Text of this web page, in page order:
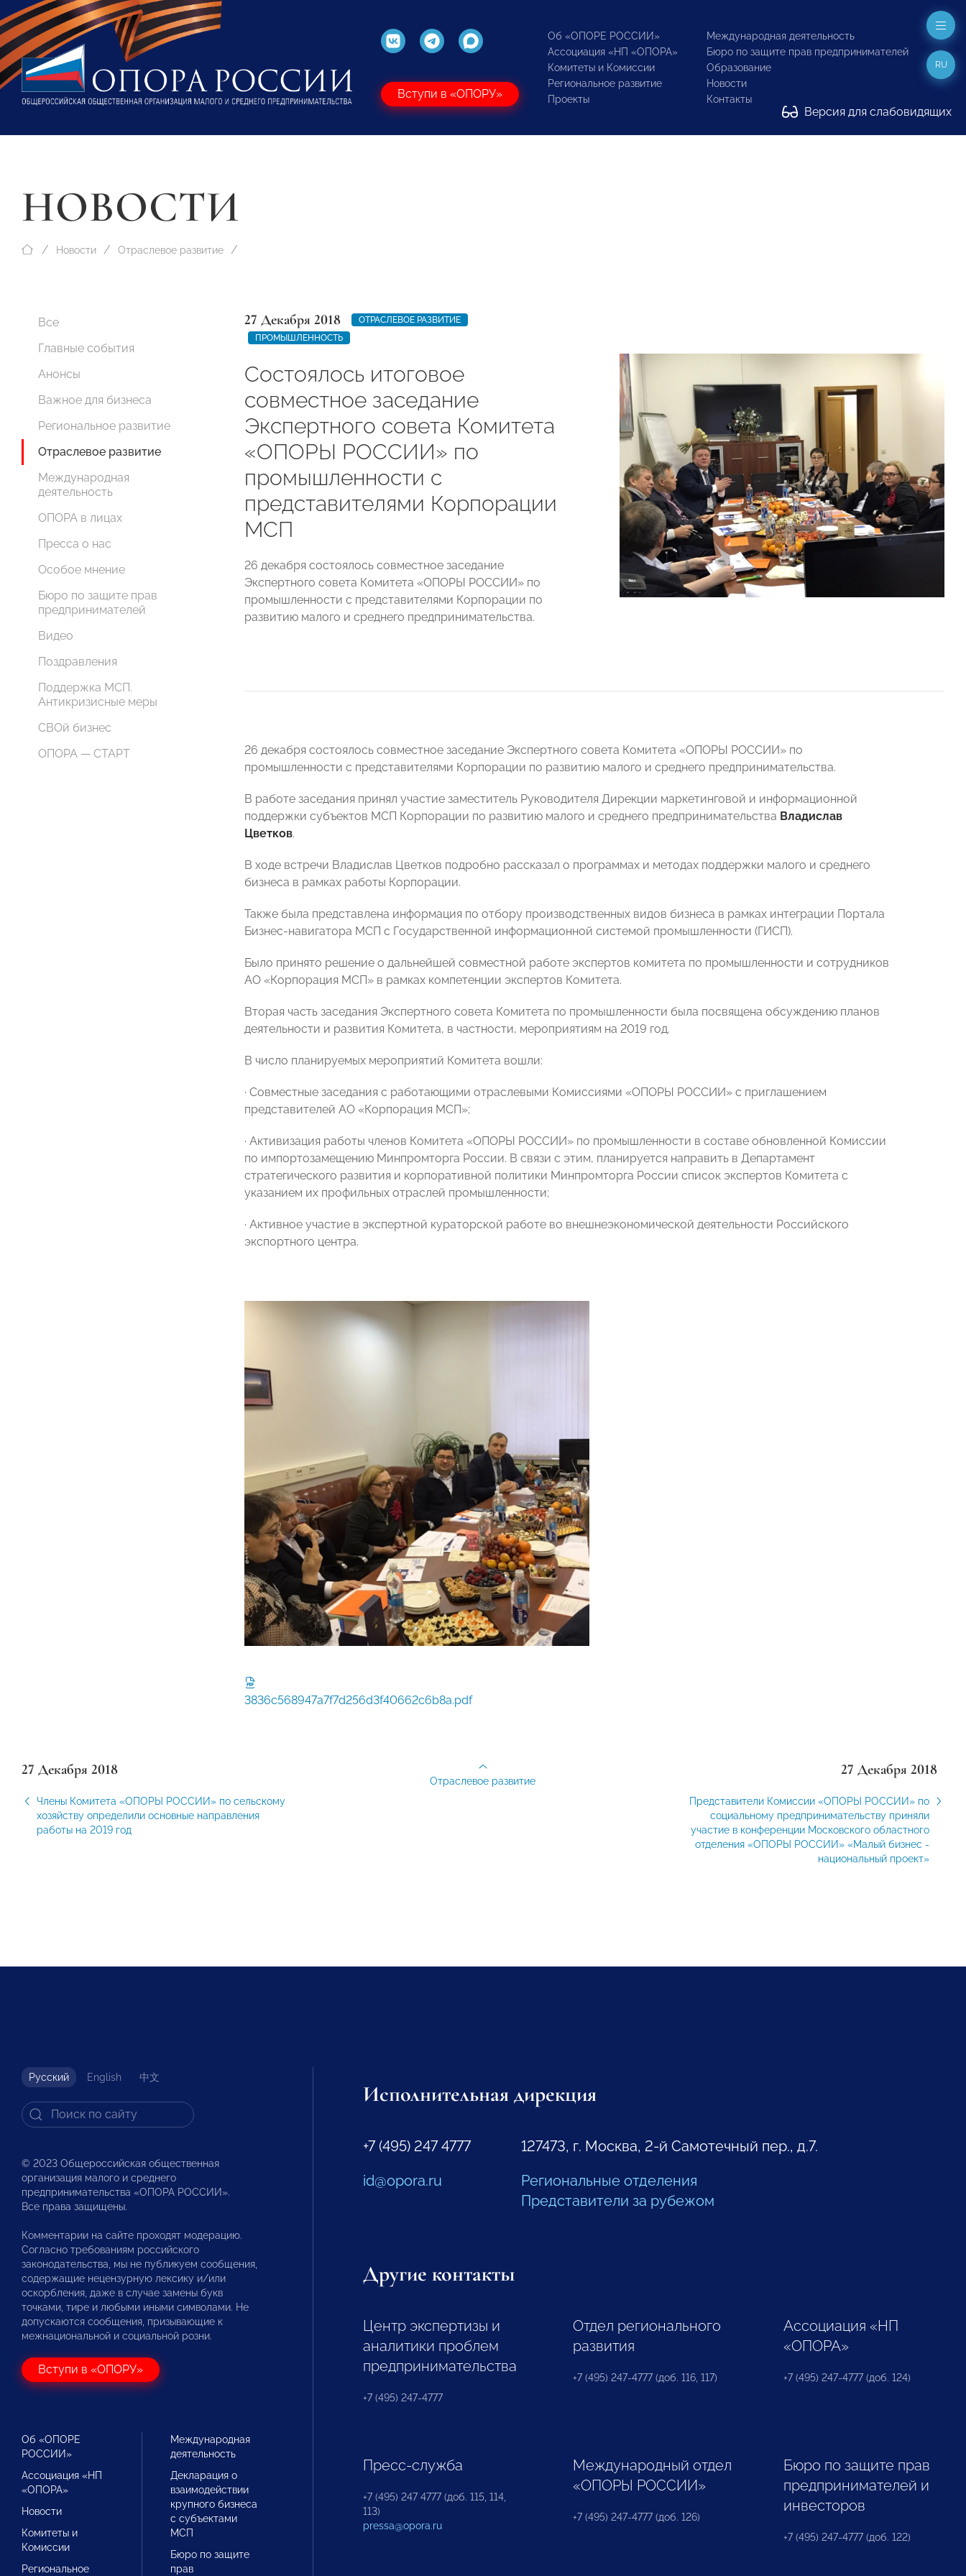
Вступи в «ОПОРУ»
Об «ОПОРЕ РОССИИ»
Ассоциация «НП «ОПОРА»
Комитеты и Комиссии
Региональное развитие
Проекты
Международная деятельность
Бюро по защите прав предпринимателей
Образование
Новости
Контакты
Версия для слабовидящих
RU
НОВОСТИ
Новости Отраслевое развитие
Все
Главные события
Анонсы
Важное для бизнеса
Региональное развитие
Отраслевое развитие
Международная
деятельность
ОПОРА в лицах
Пресса о нас
Особое мнение
Бюро по защите прав
предпринимателей
Видео
Поздравления
Поддержка МСП.
Антикризисные меры
СВОй бизнес
ОПОРА — СТАРТ
27 Декабря 2018
ОТРАСЛЕВОЕ РАЗВИТИЕ
ПРОМЫШЛЕННОСТЬ
Состоялось итоговое
совместное заседание
Экспертного совета Комитета
«ОПОРЫ РОССИИ» по
промышленности с
представителями Корпорации
МСП
26 декабря состоялось совместное заседание
Экспертного совета Комитета «ОПОРЫ РОССИИ» по
промышленности с представителями Корпорации по
развитию малого и среднего предпринимательства.
26 декабря состоялось совместное заседание Экспертного совета Комитета «ОПОРЫ РОССИИ» по
промышленности с представителями Корпорации по развитию малого и среднего предпринимательства.
В работе заседания принял участие заместитель Руководителя Дирекции маркетинговой и информационной
поддержки субъектов МСП Корпорации по развитию малого и среднего предпринимательства Владислав
Цветков.
В ходе встречи Владислав Цветков подробно рассказал о программах и методах поддержки малого и среднего
бизнеса в рамках работы Корпорации.
Также была представлена информация по отбору производственных видов бизнеса в рамках интеграции Портала
Бизнес-навигатора МСП с Государственной информационной системой промышленности (ГИСП).
Было принято решение о дальнейшей совместной работе экспертов комитета по промышленности и сотрудников
АО «Корпорация МСП» в рамках компетенции экспертов Комитета.
Вторая часть заседания Экспертного совета Комитета по промышленности была посвящена обсуждению планов
деятельности и развития Комитета, в частности, мероприятиям на 2019 год.
В число планируемых мероприятий Комитета вошли:
· Совместные заседания с работающими отраслевыми Комиссиями «ОПОРЫ РОССИИ» с приглашением
представителей АО «Корпорация МСП»;
· Активизация работы членов Комитета «ОПОРЫ РОССИИ» по промышленности в составе обновленной Комиссии
по импортозамещению Минпромторга России. В связи с этим, планируется направить в Департамент
стратегического развития и корпоративной политики Минпромторга России список экспертов Комитета с
указанием их профильных отраслей промышленности;
· Активное участие в экспертной кураторской работе во внешнеэкономической деятельности Российского
экспортного центра.
3836c568947a7f7d256d3f40662c6b8a.pdf
27 Декабря 2018
Члены Комитета «ОПОРЫ РОССИИ» по сельскому
хозяйству определили основные направления
работы на 2019 год
27 Декабря 2018
Представители Комиссии «ОПОРЫ РОССИИ» по
социальному предпринимательству приняли
участие в конференции Московского областного
отделения «ОПОРЫ РОССИИ» «Малый бизнес -
национальный проект»
Отраслевое развитие
Русский English 中文
© 2023 Общероссийская общественная
организация малого и среднего
предпринимательства «ОПОРА РОССИИ».
Все права защищены.
Комментарии на сайте проходят модерацию.
Согласно требованиям российского
законодательства, мы не публикуем сообщения,
содержащие нецензурную лексику и/или
оскорбления, даже в случае замены букв
точками, тире и любыми иными символами. Не
допускаются сообщения, призывающие к
межнациональной и социальной розни.
Вступи в «ОПОРУ»
Об «ОПОРЕ
РОССИИ»
Ассоциация «НП
«ОПОРА»
Новости
Комитеты и
Комиссии
Региональное
Международная
деятельность
Декларация о
взаимодействии
крупного бизнеса
с субъектами
МСП
Бюро по защите
прав
Исполнительная дирекция
+7 (495) 247 4777
id@opora.ru
127473, г. Москва, 2-й Самотечный пер., д.7.
Региональные отделения
Представители за рубежом
Другие контакты
Центр экспертизы и
аналитики проблем
предпринимательства
+7 (495) 247-4777
Отдел регионального
развития
+7 (495) 247-4777 (доб. 116, 117)
Ассоциация «НП
«ОПОРА»
+7 (495) 247-4777 (доб. 124)
Пресс-служба
+7 (495) 247 4777 (доб. 115, 114,
113)
pressa@opora.ru
Международный отдел
«ОПОРЫ РОССИИ»
+7 (495) 247-4777 (доб. 126)
Бюро по защите прав
предпринимателей и
инвесторов
+7 (495) 247-4777 (доб. 122)